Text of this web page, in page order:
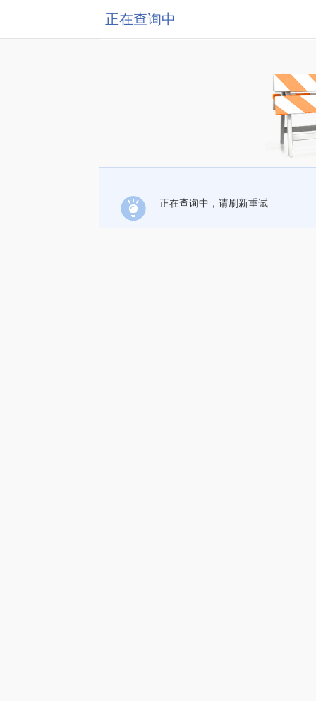
正在查询中
正在查询中，请刷新重试